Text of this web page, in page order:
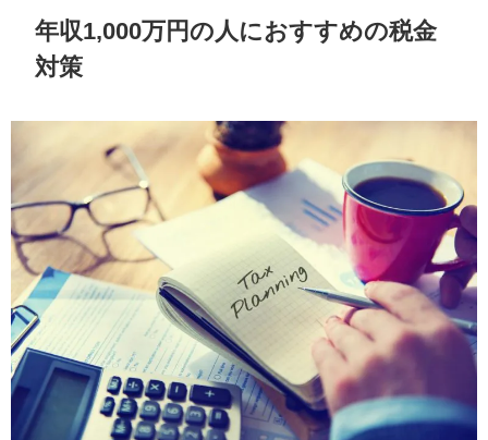
年収1,000万円の人におすすめの税金
対策